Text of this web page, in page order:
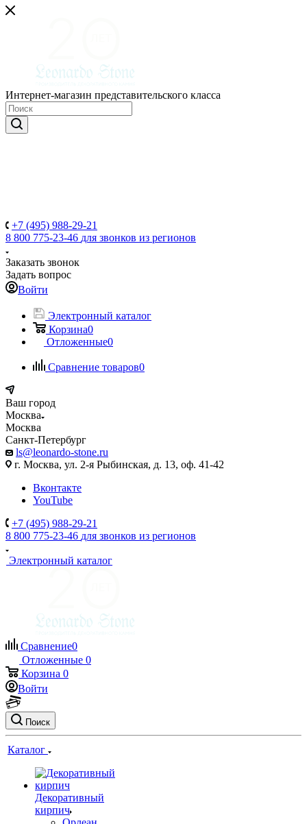
Интернет-магазин представительского класса
+7 (495) 988-29-21
8 800 775-23-46 для звонков из регионов
Заказать звонок
Задать вопрос
Войти
Электронный каталог
Корзина0
Отложенные0
Сравнение товаров0
Ваш город
Москва
Москва
Санкт-Петербург
ls@leonardo-stone.ru
г. Москва, ул. 2-я Рыбинская, д. 13, оф. 41-42
Вконтакте
YouTube
+7 (495) 988-29-21
8 800 775-23-46 для звонков из регионов
Электронный каталог
Сравнение0
Отложенные 0
Корзина 0
Войти
Поиск
Каталог
Декоративный
кирпич